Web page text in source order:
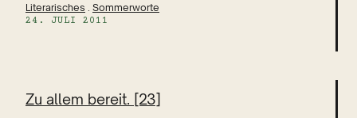
Literarisches Sommerworte
24. JULI 2011
Zu allem bereit. [23]